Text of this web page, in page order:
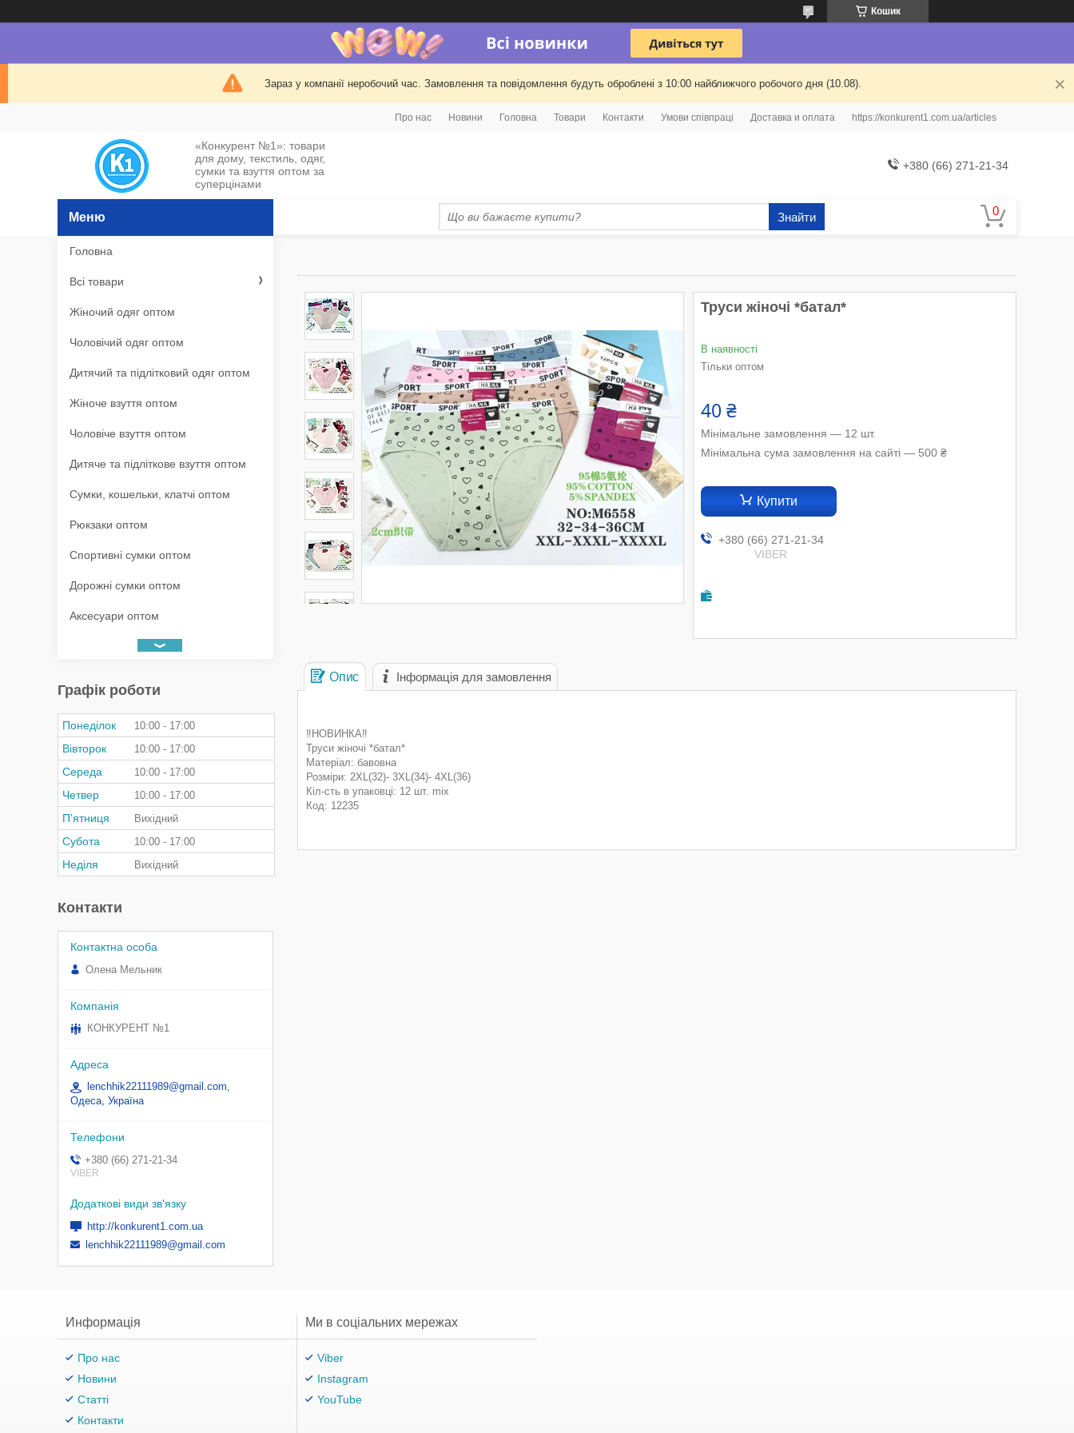
Кошик
Зараз у компанії неробочий час. Замовлення та повідомлення будуть оброблені з 10:00 найближчого робочого дня (10.08).
Про нас Новини Головна Товари Контакти Умови співпраці Доставка и оплата https://konkurent1.com.ua/articles
«Конкурент №1»: товари
для дому, текстиль, одяг,
сумки та взуття оптом за
суперцінами
+380 (66) 271-21-34
Знайти
Труси жіночі *батал*
В наявності
Тільки оптом
40 ₴
Мінімальне замовлення — 12 шт.
Мінімальна сума замовлення на сайті — 500 ₴
Купити
+380 (66) 271-21-34
VIBER
Опис Інформація для замовлення
‼️НОВИНКА‼️
Труси жіночі *батал*
Матеріал: бавовна
Розміри: 2XL(32)- 3XL(34)- 4XL(36)
Кіл-сть в упаковці: 12 шт. mix
Код: 12235
Головна
Всі товари
Жіночий одяг оптом
Чоловічий одяг оптом
Дитячий та підлітковий одяг оптом
Жіноче взуття оптом
Чоловіче взуття оптом
Дитяче та підліткове взуття оптом
Сумки, кошельки, клатчі оптом
Рюкзаки оптом
Спортивні сумки оптом
Дорожні сумки оптом
Аксесуари оптом
Графік роботи
Понеділок 10:00 17:00
Вівторок 10:00 17:00
Середа 10:00 17:00
Четвер 10:00 17:00
Пʼятниця Вихідний
Субота 10:00 17:00
Неділя Вихідний
Контакти
Олена Мельник
КОНКУРЕНТ №1
lenchhik22111989@gmail.com,
Одеса, Україна
+380 (66) 271-21-34
VIBER
http://konkurent1.com.ua
lenchhik22111989@gmail.com
Информація
Про нас
Новини
Статті
Контакти
Ми в соціальних мережах
Viber
Instagram
YouTube